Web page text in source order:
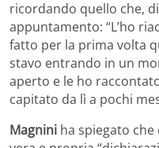
ricordando quello che,
appuntamento: “L’ho
fatto per la prima volta
stavo entrando in un
aperto e le ho
capitato da lì a pochi
Magnini ha spiegato